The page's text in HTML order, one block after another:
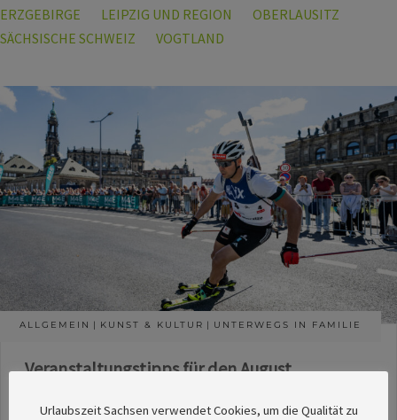
ERZGEBIRGE
LEIPZIG UND REGION
OBERLAUSITZ
SÄCHSISCHE SCHWEIZ
VOGTLAND
ALLGEMEIN KUNST & KULTUR UNTERWEGS IN FAMILIE
Veranstaltungstipps für den August
Urlaubszeit Sachsen verwendet Cookies, um die Qualität zu